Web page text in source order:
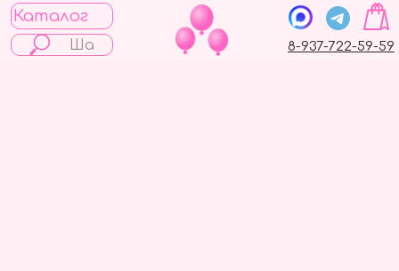
Каталог
8-937-722-59-59